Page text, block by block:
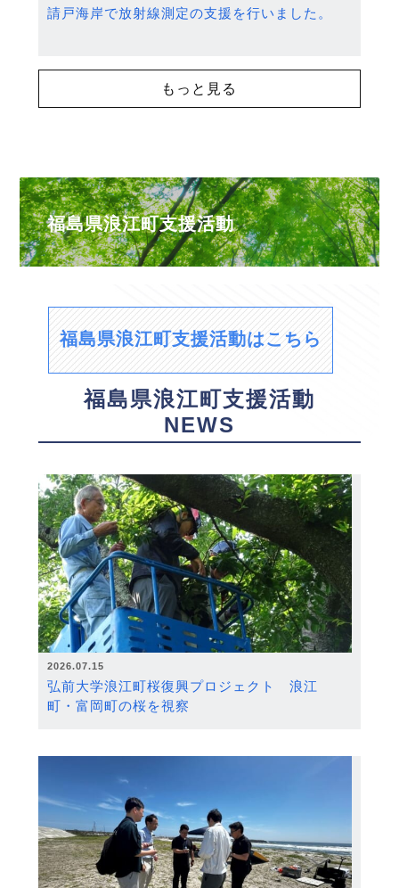
請戸海岸で放射線測定の支援を行いました。
もっと見る
福島県浪江町支援活動
福島県浪江町支援活動はこちら
福島県浪江町支援活動
NEWS
2026.07.15
弘前大学浪江町桜復興プロジェクト 浪江
町・富岡町の桜を視察